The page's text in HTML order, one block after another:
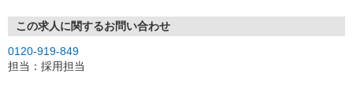
お気軽にご応募ください♪
この求人に関するお問い合わせ
0120-919-849
担当：採用担当